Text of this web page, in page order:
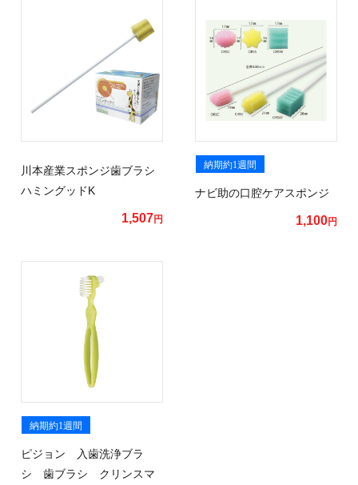
川本産業スポンジ歯ブラシ
ハミングッドK
1,507円
納期約1週間
ナビ助の口腔ケアスポンジ
1,100円
納期約1週間
ピジョン 入歯洗浄ブラ
シ 歯ブラシ クリンスマ